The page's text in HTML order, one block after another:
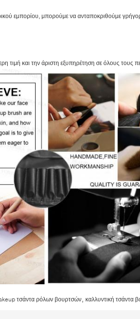
εμπορίου, μπορούμε να ανταποκριθούμε
τιμή και την άριστη εξυπηρέτηση σε όλους τους
τσάντα ρόλων βουρτσών καλλυντική τσάντα